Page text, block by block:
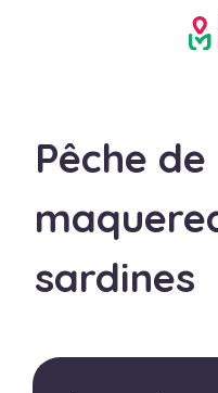
Pêche de
sardines